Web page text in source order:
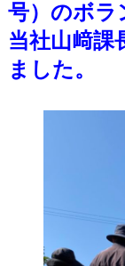
号）のボラ
当社山﨑課
ました。